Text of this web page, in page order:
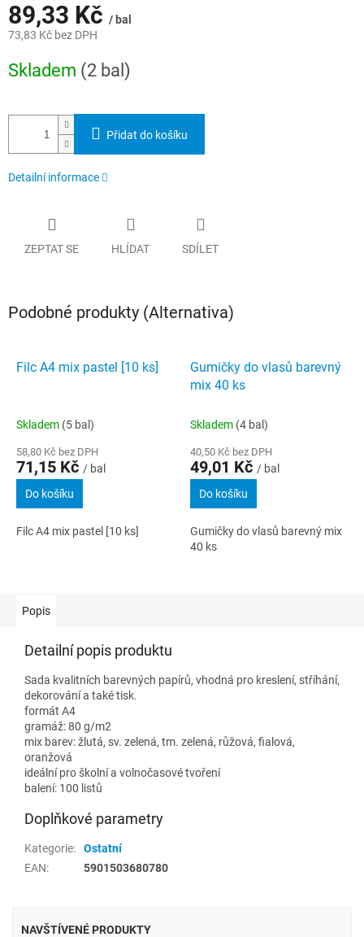
89,33 Kč / bal
73,83 Kč bez DPH
cena:
Skladem (2 bal)
Přidat do košíku
Detailní informace
ZEPTAT SE HLÍDAT SDÍLET
Podobné produkty (Alternativa)
Filc A4 mix pastel [10 ks]
Skladem (5 bal)
58,80 Kč bez DPH
71,15 Kč / bal
Do košíku
Filc A4 mix pastel [10 ks]
Gumičky do vlasů barevný
mix 40 ks
Skladem (4 bal)
40,50 Kč bez DPH
49,01 Kč / bal
Do košíku
Gumičky do vlasů barevný mix
40 ks
Popis
Detailní popis produktu
Sada kvalitních barevných papírů, vhodná pro kreslení, stříhání,
dekorování a také tisk.
formát A4
gramáž: 80 g/m2
mix barev: žlutá, sv. zelená, tm. zelená, růžová, fialová,
oranžová
ideální pro školní a volnočasové tvoření
balení: 100 listů
Doplňkové parametry
Kategorie:
Ostatní
EAN: 5901503680780
NAVŠTÍVENÉ PRODUKTY